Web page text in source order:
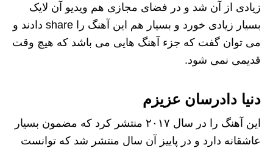
زیادی از آن شد و در فضای مجازی هم ویدیو آن لایک
بسیار زیادی خورد و بسیار هم این آهنگ را share دادند و
می‌ توان گفت که جزء آهنگ هایی می باشد که هیچ وقت
قدیمی نمی‌ شود.
دنیا دادرسان عزیزم
این آهنگ را در سال ۲۰۱۷ منتشر کرد که مضمون بسیار
عاشقانه دارد و در پاییز آن سال منتشر شد که توانست